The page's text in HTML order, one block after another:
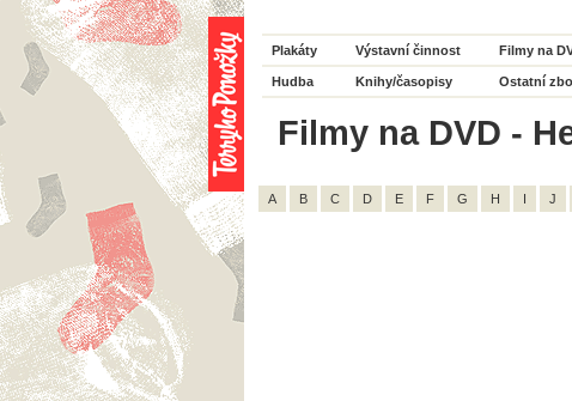
Plakáty Výstavní činnost Filmy na
Hudba Knihy/časopisy Ostatní
Filmy na DVD -
A B C D E F G H I J